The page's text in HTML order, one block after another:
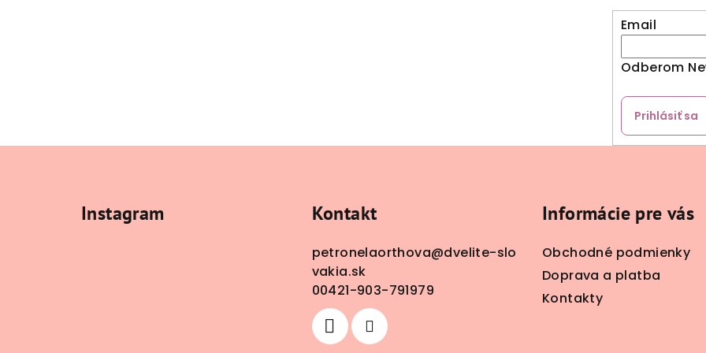
Email
Odberom
Prihlásiť sa
Instagram Kontakt
petronelaorthova@dvelite-slo
vakia.sk
00421-903-791979
Informácie pre vás
Obchodné podmienky
Doprava a platba
Kontakty